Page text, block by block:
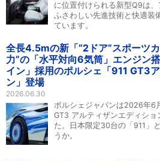
に位置付けられる新型Q9は
ふさわしい先進技術と快適装
ています。
全長4.5mの新「“2ドア”スポーツ
力”の「水平対向6気筒」エンジン
イン」採用のポルシェ「911 GT3
ン」登場
2026.06.30
ポルシェジャパンは2026年6
GT3 アルティザンエディシ
た。日本限定30台の「911」
うか。